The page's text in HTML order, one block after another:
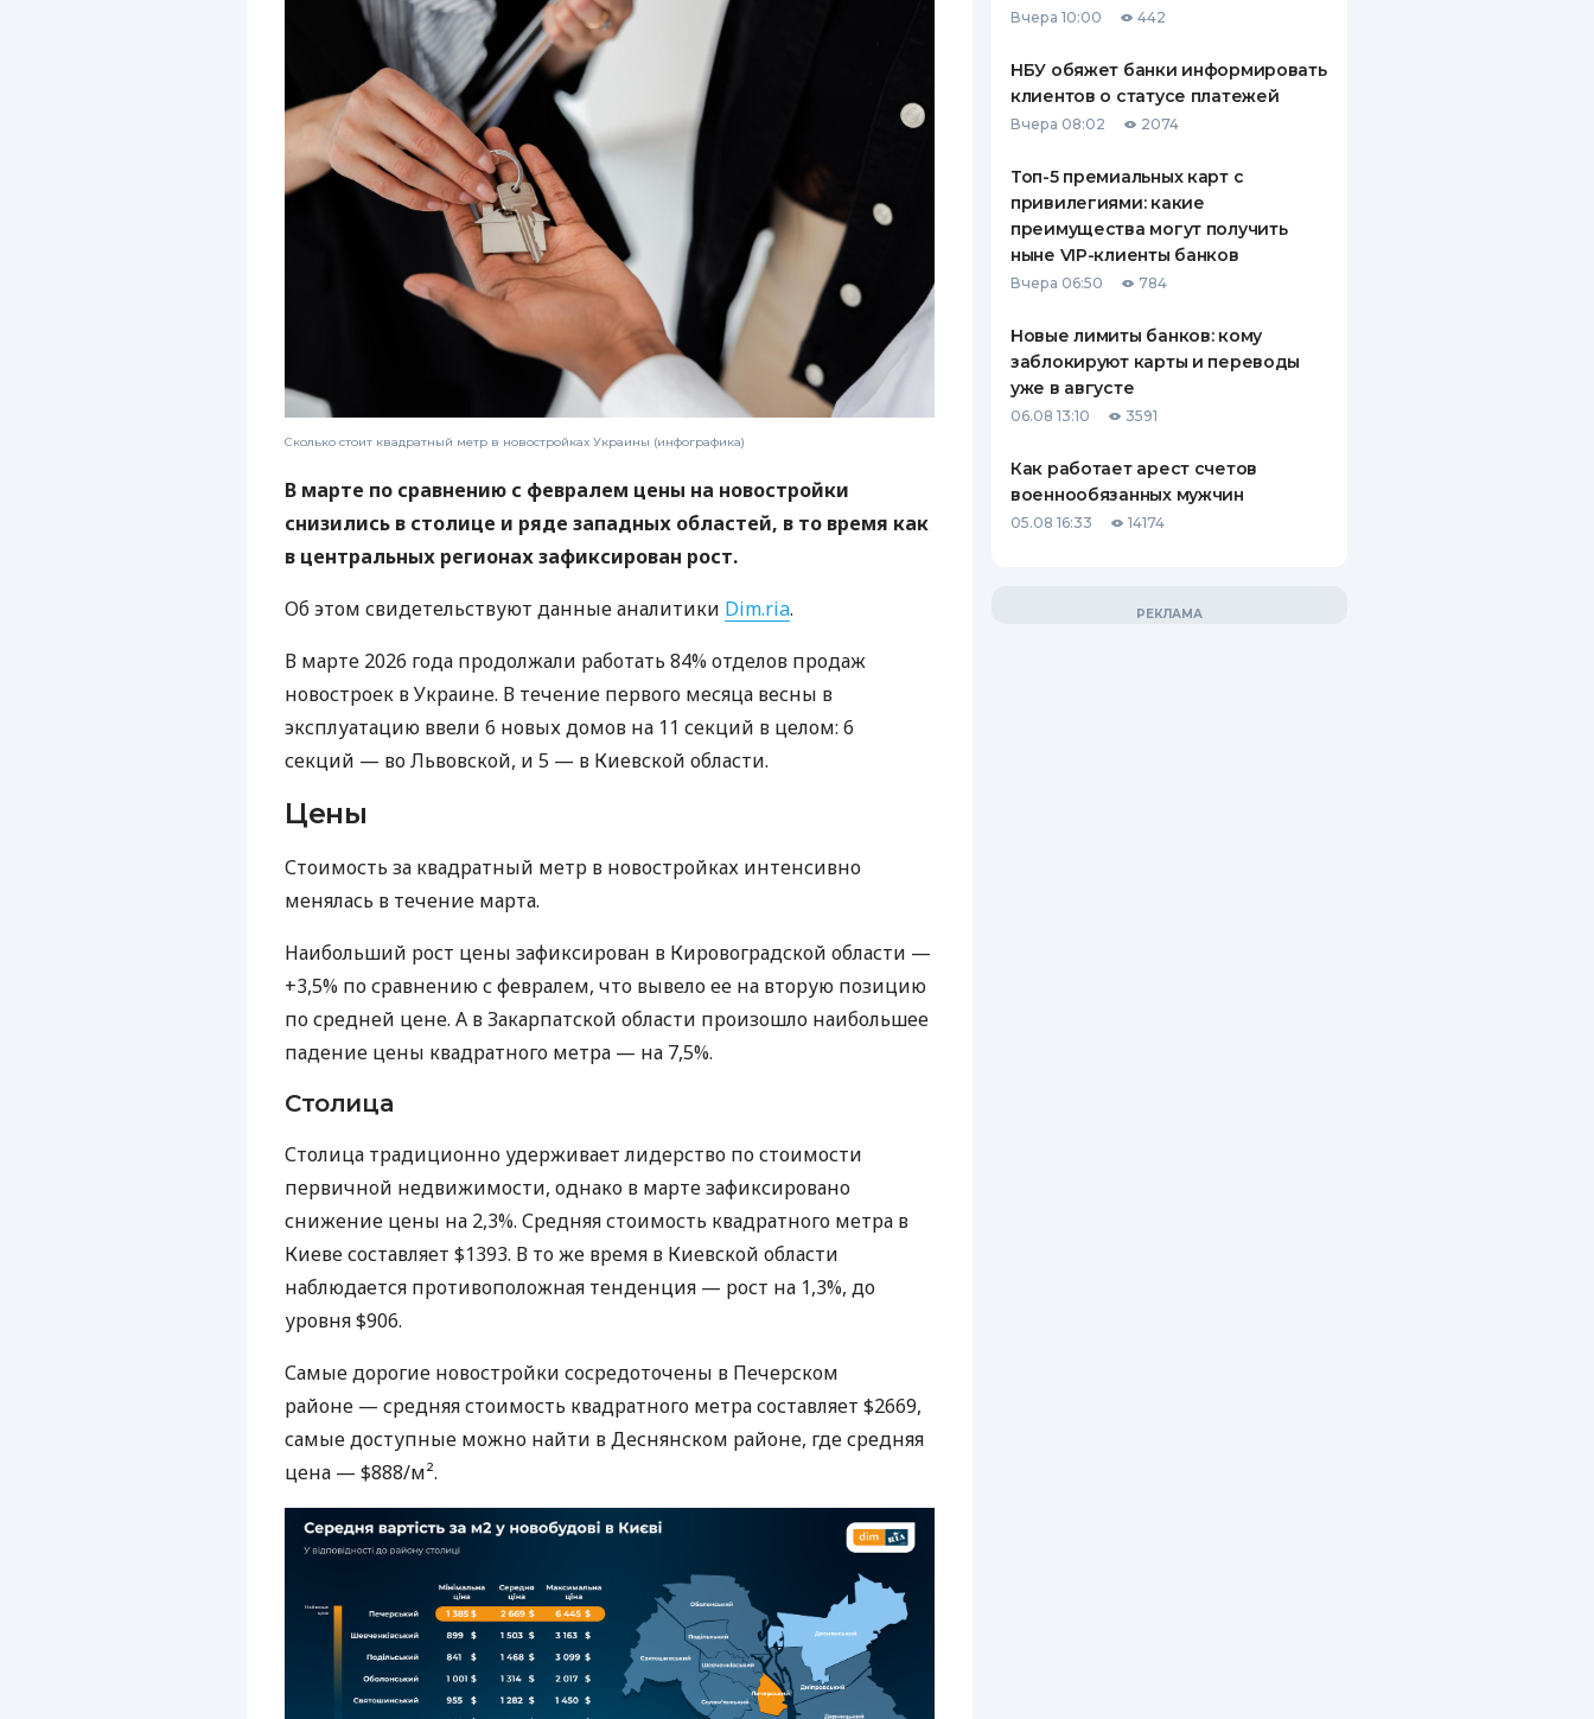
ПУТЕВОДИТЕЛИ ПО
БАНКОВСКИМ КАРТАМ
СТРАХОВАНИЮ
ВСЕ СТРАХОВЫЕ ПОЛИСЫ
ОТЗЫВЫ О СТРАХОВЫХ
КОМПАНИЯХ
Сколько стоит квадратный метр в новостройках Украины (инфографика)
В марте по сравнению с февралем цены на новостройки
снизились в столице и ряде западных областей, в то время как
в центральных регионах зафиксирован рост.
Об этом свидетельствуют данные аналитики Dim.ria.
В марте 2026 года продолжали работать 84% отделов продаж
новостроек в Украине. В течение первого месяца весны в
эксплуатацию ввели 6 новых домов на 11 секций в целом: 6
секций — во Львовской, и 5 — в Киевской области.
Цены
Стоимость за квадратный метр в новостройках интенсивно
менялась в течение марта.
Наибольший рост цены зафиксирован в Кировоградской области —
+3,5% по сравнению с февралем, что вывело ее на вторую позицию
по средней цене. А в Закарпатской области произошло наибольшее
падение цены квадратного метра — на 7,5%.
Столица
Столица традиционно удерживает лидерство по стоимости
первичной недвижимости, однако в марте зафиксировано
снижение цены на 2,3%. Средняя стоимость квадратного метра в
Киеве составляет $1393. В то же время в Киевской области
наблюдается противоположная тенденция — рост на 1,3%, до
уровня $906.
Самые дорогие новостройки сосредоточены в Печерском
районе — средняя стоимость квадратного метра составляет $2669,
самые доступные можно найти в Деснянском районе, где средняя
цена — $888/м².
Вчера 10:00 442
НБУ обяжет банки информировать
клиентов о статусе платежей
Вчера 08:02 2074
Топ-5 премиальных карт с
привилегиями: какие
преимущества могут получить
ныне VIP-клиенты банков
Вчера 06:50 784
Новые лимиты банков: кому
заблокируют карты и переводы
уже в августе
06.08 13:10 3591
Как работает арест счетов
военнообязанных мужчин
05.08 16:33 14174